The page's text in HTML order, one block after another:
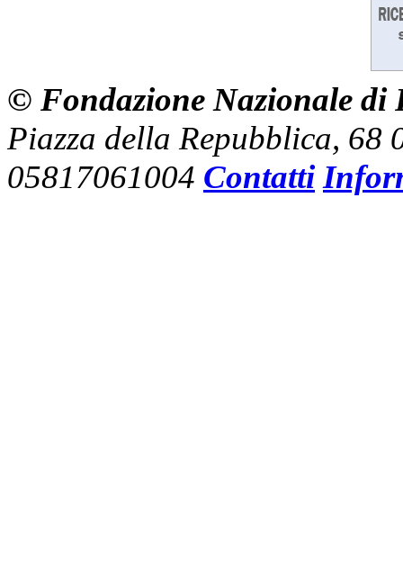
© Fondazione Nazionale di
Piazza della Repubblica, 68
05817061004 Contatti